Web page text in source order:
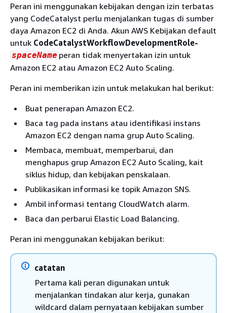
Peran ini menggunakan kebijakan dengan izin terbatas
yang CodeCatalyst perlu menjalankan tugas di sumber
daya Amazon EC2 di Anda. Akun AWS Kebijakan default
untuk CodeCatalystWorkflowDevelopmentRole-
spaceName peran tidak menyertakan izin untuk
Amazon EC2 atau Amazon EC2 Auto Scaling.
Peran ini memberikan izin untuk melakukan hal berikut:
Buat penerapan Amazon EC2.
Baca tag pada instans atau identifikasi instans
Amazon EC2 dengan nama grup Auto Scaling.
Membaca, membuat, memperbarui, dan
menghapus grup Amazon EC2 Auto Scaling, kait
siklus hidup, dan kebijakan penskalaan.
Publikasikan informasi ke topik Amazon SNS.
Ambil informasi tentang CloudWatch alarm.
Baca dan perbarui Elastic Load Balancing.
Peran ini menggunakan kebijakan berikut:
catatan
Pertama kali peran digunakan untuk
menjalankan tindakan alur kerja, gunakan
wildcard dalam pernyataan kebijakan sumber